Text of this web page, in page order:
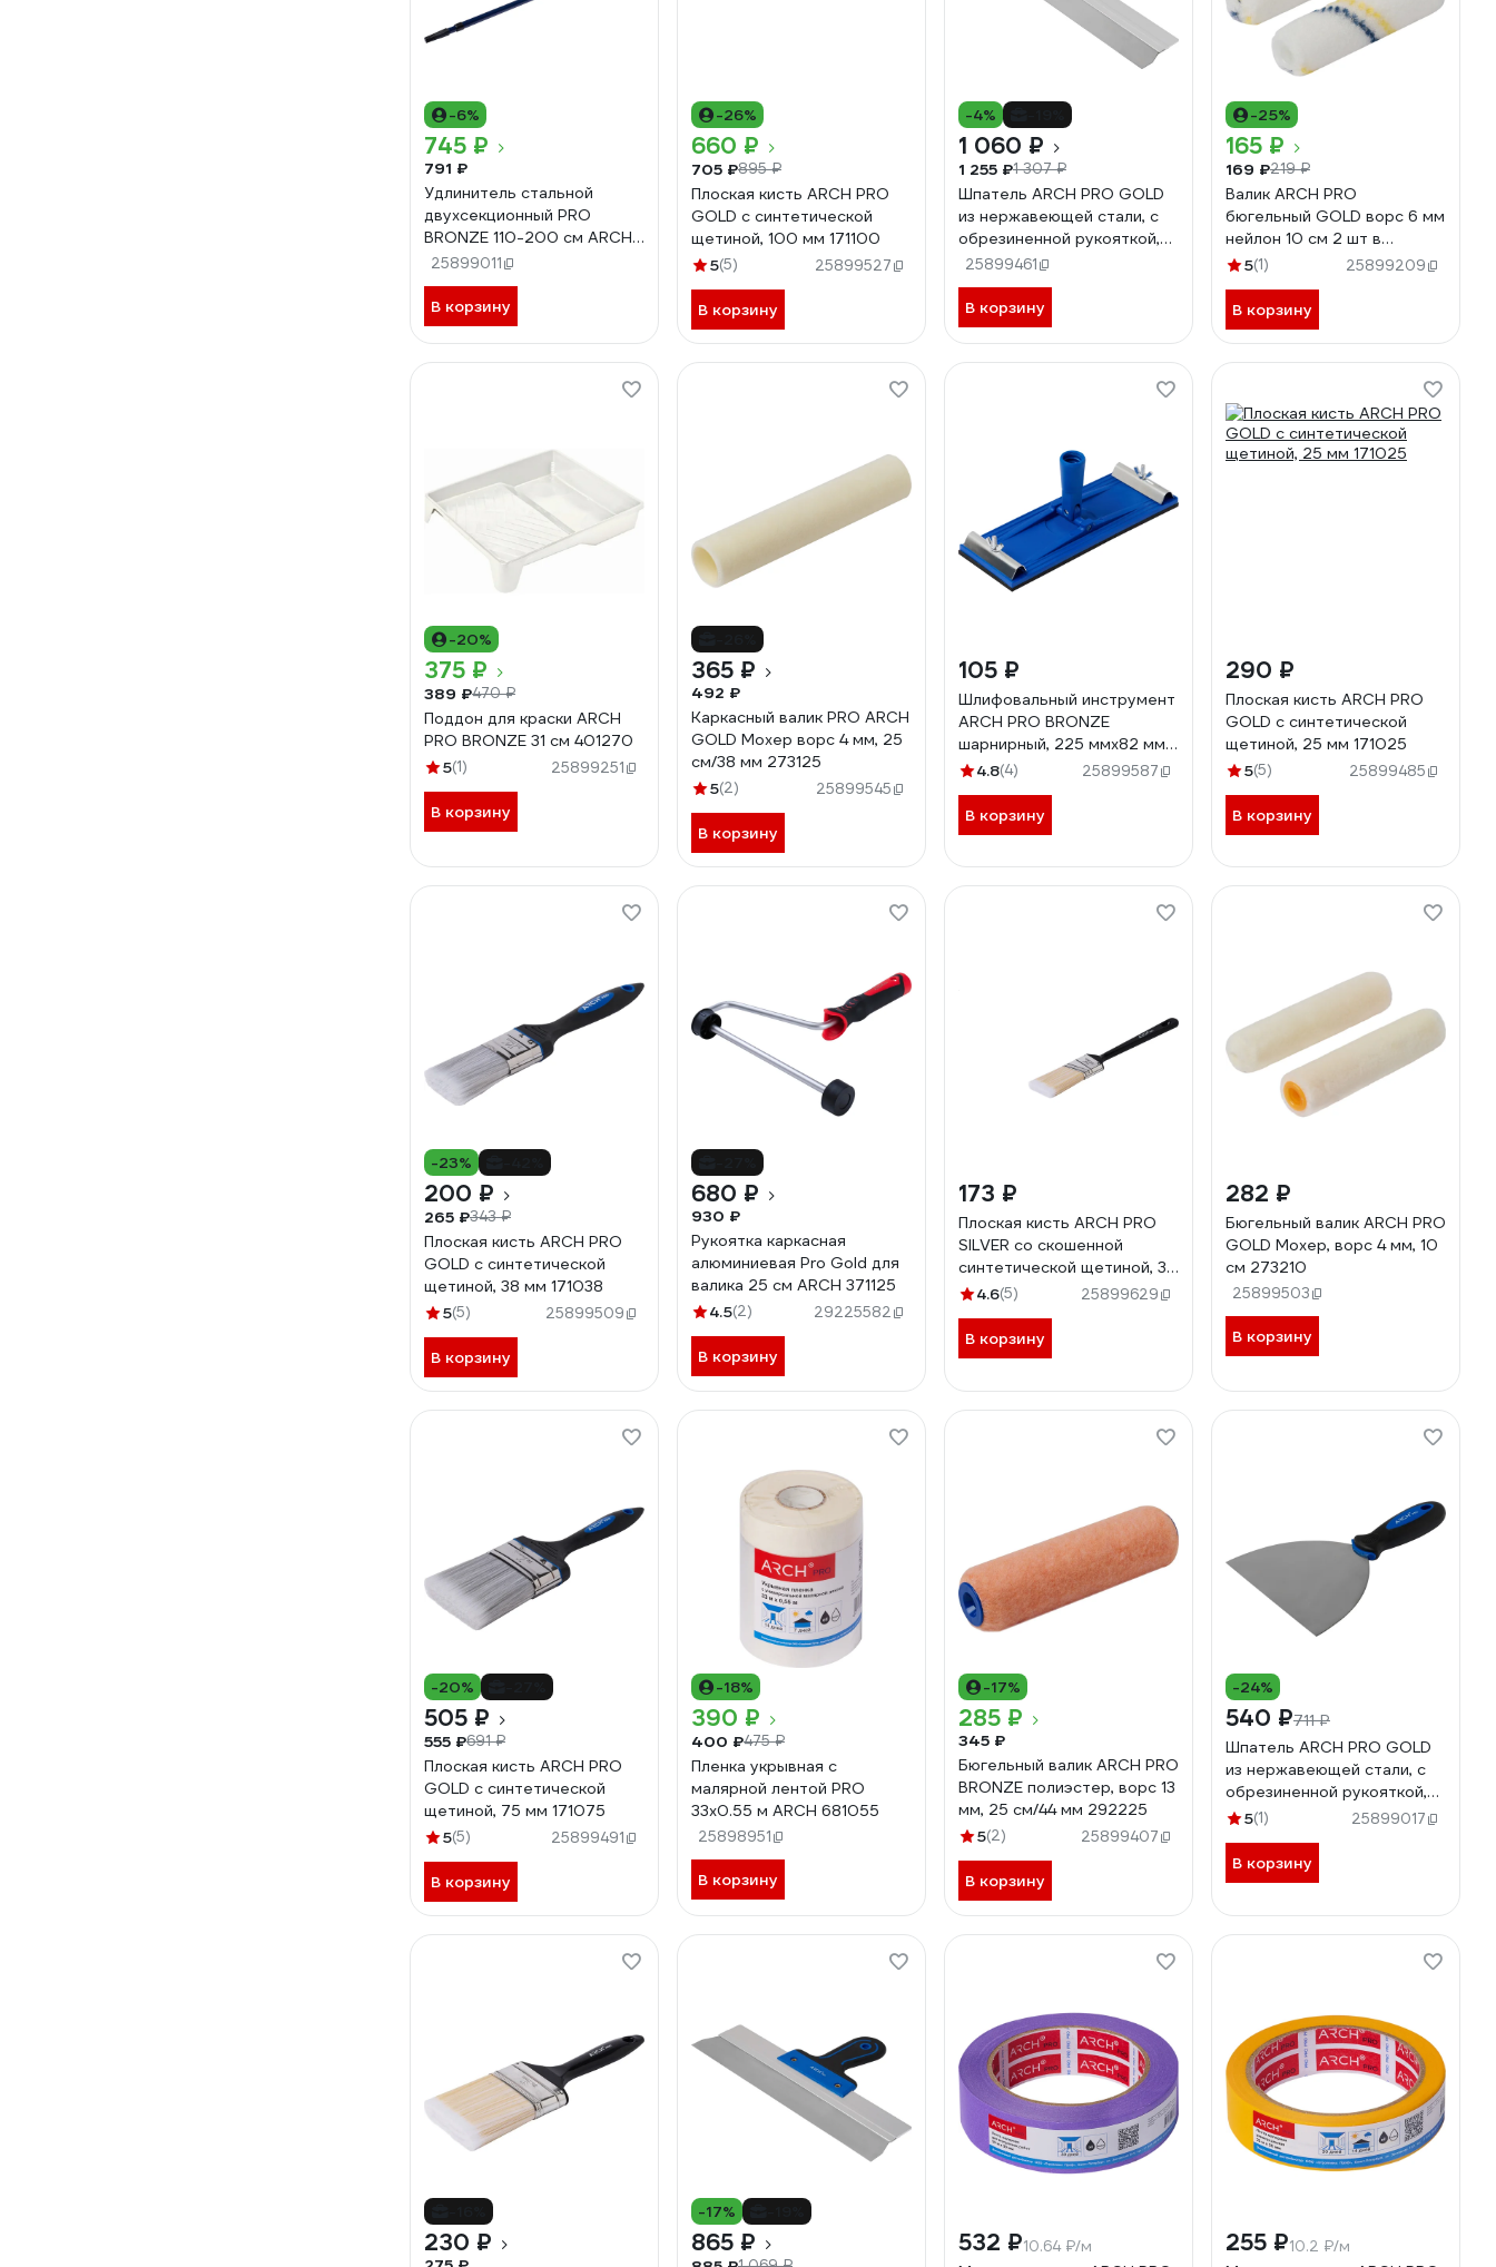
-6%
745 ₽
791 ₽
Удлинитель стальной
двухсекционный PRO
BRONZE 110-200 см ARCH
492200
25899011
В корзину
-26%
660 ₽
705 ₽895 ₽
Плоская кисть ARCH PRO
GOLD с синтетической
щетиной, 100 мм 171100
5(5) 25899527
В корзину
-4%
1 060 ₽
1 255 ₽1 307 ₽
Шпатель ARCH PRO GOLD
из нержавеющей стали, с
обрезиненной рукояткой,
450 мм 572450
25899461
В корзину
-25%
165 ₽
169 ₽219 ₽
Валик ARCH PRO
бюгельный GOLD ворс 6 мм
нейлон 10 см 2 шт в
упаковке 274210
5(1) 25899209
В корзину
-20%
375 ₽
389 ₽470 ₽
Поддон для краски ARCH
PRO BRONZE 31 см 401270
5(1) 25899251
В корзину
365 ₽
492 ₽
Каркасный валик PRO ARCH
GOLD Мохер ворс 4 мм, 25
см/38 мм 273125
5(2) 25899545
В корзину
105 ₽
Шлифовальный инструмент
ARCH PRO BRONZE
шарнирный, 225 ммх82 мм
491240
4.8(4) 25899587
В корзину
290 ₽
Плоская кисть ARCH PRO
GOLD с синтетической
щетиной, 25 мм 171025
5(5) 25899485
В корзину
-23%
200 ₽
265 ₽343 ₽
Плоская кисть ARCH PRO
GOLD с синтетической
щетиной, 38 мм 171038
5(5) 25899509
В корзину
680 ₽
930 ₽
Рукоятка каркасная
алюминиевая Pro Gold для
валика 25 см ARCH 371125
4.5(2) 29225582
В корзину
173 ₽
Плоская кисть ARCH PRO
SILVER со скошенной
синтетической щетиной, 38
мм 182038
4.6(5) 25899629
В корзину
282 ₽
Бюгельный валик ARCH PRO
GOLD Мохер, ворс 4 мм, 10
см 273210
25899503
В корзину
-20%
505 ₽
555 ₽691 ₽
Плоская кисть ARCH PRO
GOLD с синтетической
щетиной, 75 мм 171075
5(5) 25899491
В корзину
-18%
390 ₽
400 ₽475 ₽
Пленка укрывная с
малярной лентой PRO
33х0.55 м ARCH 681055
25898951
В корзину
-17%
285 ₽
345 ₽
Бюгельный валик ARCH PRO
BRONZE полиэстер, ворс 13
мм, 25 см/44 мм 292225
5(2) 25899407
В корзину
-24%
540 ₽711 ₽
Шпатель ARCH PRO GOLD
из нержавеющей стали, с
обрезиненной рукояткой,
150 мм 571150
5(1) 25899017
В корзину
230 ₽
-17%
865 ₽ 532 ₽10.64 ₽/м 255 ₽10.2 ₽/м